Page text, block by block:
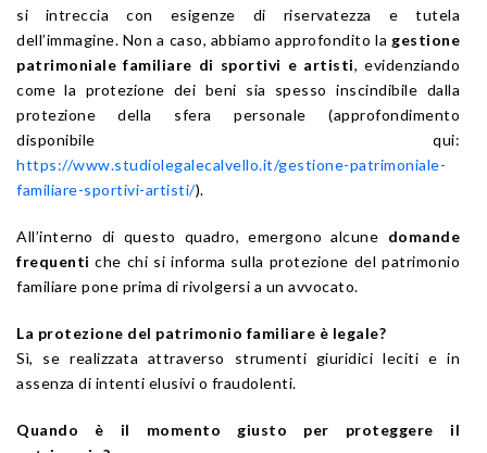
si intreccia con esigenze di riservatezza e tutela
dell’immagine. Non a caso, abbiamo approfondito la gestione
patrimoniale familiare di sportivi e artisti, evidenziando
come la protezione dei beni sia spesso inscindibile dalla
protezione della sfera personale (approfondimento
disponibile qui:
https://www.studiolegalecalvello.it/gestione-patrimoniale-
familiare-sportivi-artisti/).
All’interno di questo quadro, emergono alcune domande
frequenti che chi si informa sulla protezione del patrimonio
familiare pone prima di rivolgersi a un avvocato.
La protezione del patrimonio familiare è legale?
Sì, se realizzata attraverso strumenti giuridici leciti e in
assenza di intenti elusivi o fraudolenti.
Quando è il momento giusto per proteggere il